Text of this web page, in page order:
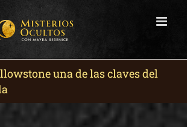
una de las claves del